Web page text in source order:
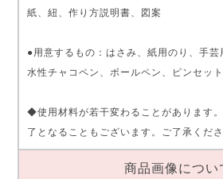
紙、紐、作り方説明書、図案
●用意するもの：はさみ、紙用のり、手芸
水性チャコペン、ボールペン、ピンセッ
◆使用材料が若干変わることがあります
了となることもございます。ご了承くださ
商品画像につい